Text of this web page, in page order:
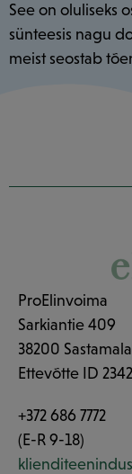
See on oluliseks
sünteesis nagu
meist seostab
ProElinvoima
Sarkiantie 409
38200
Ettevõtte ID
+372 686 7772
(E-R 9-18)